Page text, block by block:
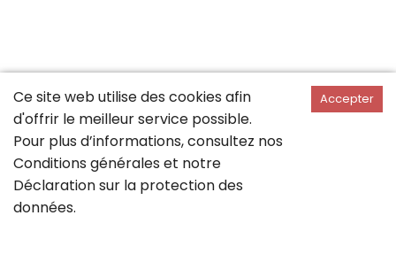
Ce site web utilise des cookies afin
d'offrir le meilleur service possible.
Pour plus d’informations, consultez nos
Conditions générales et notre
Déclaration sur la protection des
données.
Accepter